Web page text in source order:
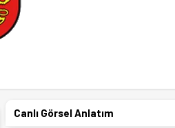
Canlı Görsel Anlatım